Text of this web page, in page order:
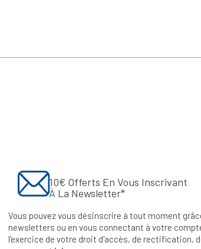
10€ Offerts En Vous Inscrivant
À La Newsletter*
Vous pouvez vous désinscrire à tout moment
newsletters ou en vous connectant à votre
l’exercice de votre droit d'accès, de rectification,